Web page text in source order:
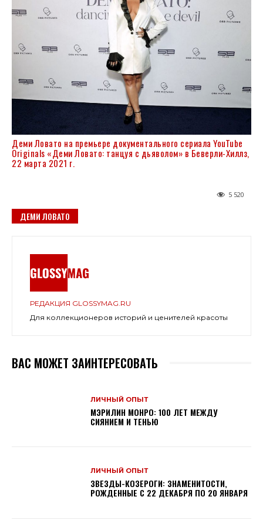
Деми Ловато на премьере документального сериала YouTube
Originals «Деми Ловато: танцуя с дьяволом» в Беверли-Хиллз,
22 марта 2021 г.
5 520
ДЕМИ ЛОВАТО
РЕДАКЦИЯ GLOSSYMAG.RU
Для коллекционеров историй и ценителей красоты
ВАС МОЖЕТ ЗАИНТЕРЕСОВАТЬ
ЛИЧНЫЙ ОПЫТ
МЭРИЛИН МОНРО: 100 ЛЕТ МЕЖДУ
СИЯНИЕМ И ТЕНЬЮ
ЛИЧНЫЙ ОПЫТ
ЗВЕЗДЫ-КОЗЕРОГИ: ЗНАМЕНИТОСТИ,
РОЖДЕННЫЕ С 22 ДЕКАБРЯ ПО 20 ЯНВАРЯ